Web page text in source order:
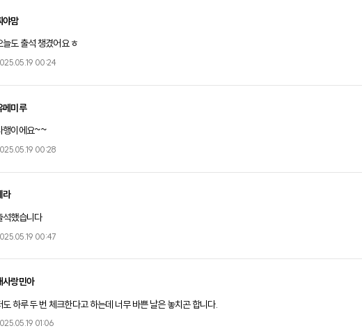
야맘
늘도 출석 챙겼어요 ㅎ
00:24
메미루
행이에요~~
00:28
라
석했습니다
00:47
사랑민아
도 하루 두 번 체크한다고 하는데 너무 바쁜 날은 놓치곤 합니다.
01:06